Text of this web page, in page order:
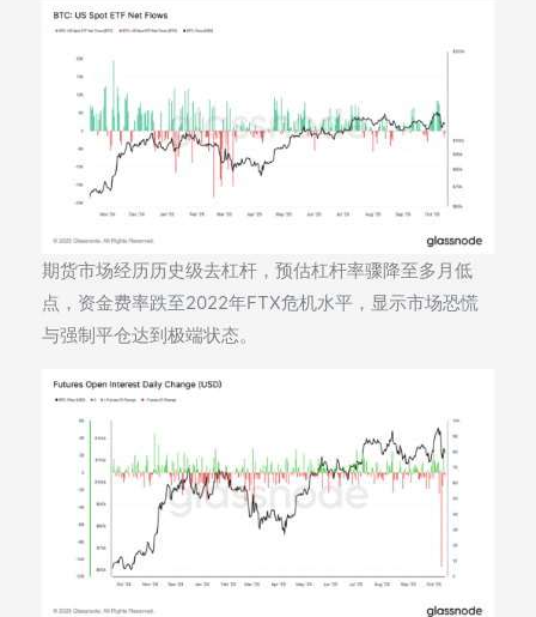
期货市场经历历史级去杠杆，预估杠杆率骤降至多月低
点，资金费率跌至2022年FTX危机水平，显示市场恐慌
与强制平仓达到极端状态。